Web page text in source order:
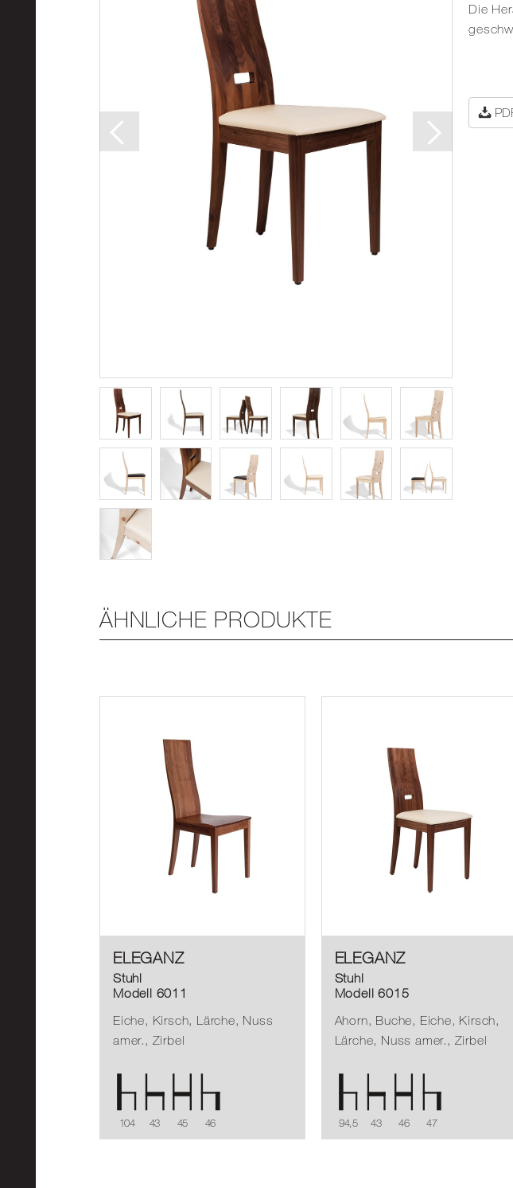
Die
ÄHNLICHE PRODUKTE
ELEGANZ
Stuhl
Modell 6011
Eiche, Kirsch, Lärche, Nuss
amer., Zirbel
104 43 45 46
ELEGANZ
Stuhl
Modell 6015
Ahorn, Buche, Eiche, Kirsch,
Lärche, Nuss amer., Zirbel
94,5 43 46 47